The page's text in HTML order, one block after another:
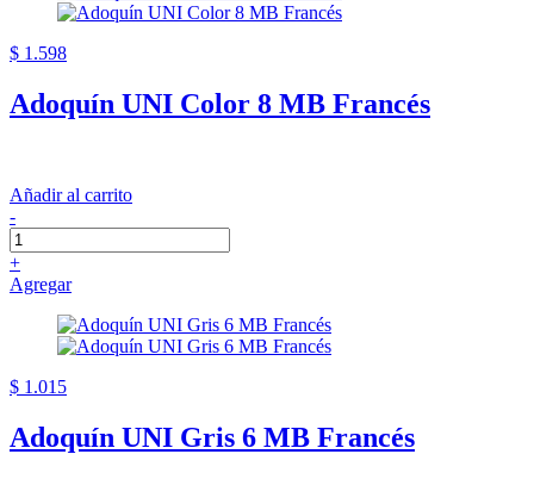
$ 1.598
Adoquín UNI Color 8 MB Francés
Añadir al carrito
-
+
Agregar
$ 1.015
Adoquín UNI Gris 6 MB Francés